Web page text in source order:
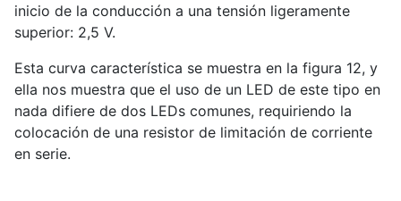
inicio de la conducción a una tensión ligeramente
superior: 2,5 V.
Esta curva característica se muestra en la figura 12, y
ella nos muestra que el uso de un LED de este tipo en
nada difiere de dos LEDs comunes, requiriendo la
colocación de una resistor de limitación de corriente
en serie.